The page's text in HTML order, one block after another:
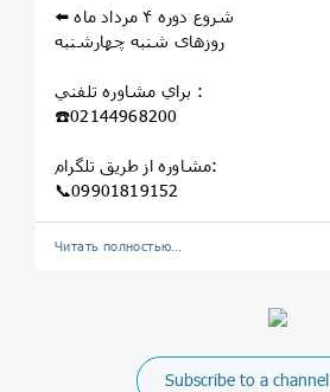
⬅️ شروع دوره ۴ مرداد ماه
روزهای شنبه چهارشنبه
براي مشاوره تلفني :
☎️02144968200
مشاوره از طريق تلگرام:
📞09901819152
Читать полностью…
Next
Subscribe to a channel